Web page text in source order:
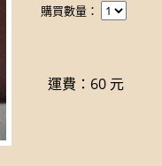
購買數量：
運費：60 元